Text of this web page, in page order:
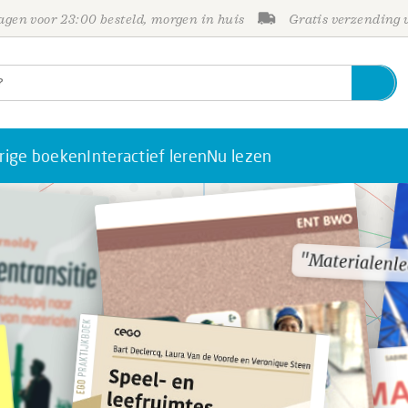
voor 23:00 besteld, morgen in huis Gratis verzending
boekenInteractief lerenNu lezen